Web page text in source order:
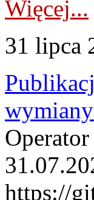
Więcej...
31 lipca
https://